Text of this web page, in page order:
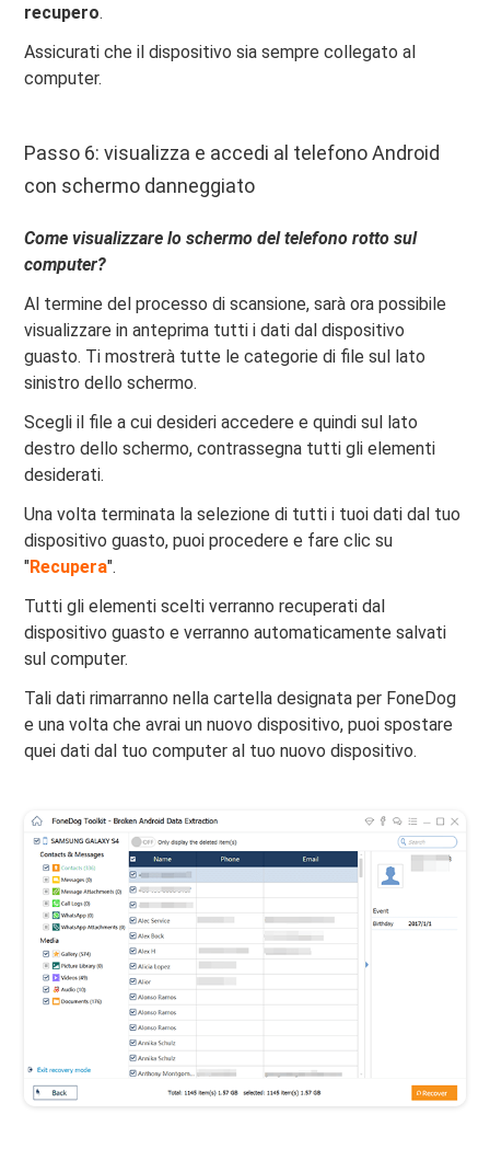
recupero.
Assicurati che il dispositivo sia sempre collegato al
computer.
Passo 6: visualizza e accedi al telefono Android
con schermo danneggiato
Come visualizzare lo schermo del telefono rotto sul
computer?
Al termine del processo di scansione, sarà ora possibile
visualizzare in anteprima tutti i dati dal dispositivo
guasto. Ti mostrerà tutte le categorie di file sul lato
sinistro dello schermo.
Scegli il file a cui desideri accedere e quindi sul lato
destro dello schermo, contrassegna tutti gli elementi
desiderati.
Una volta terminata la selezione di tutti i tuoi dati dal tuo
dispositivo guasto, puoi procedere e fare clic su
"Recupera".
Tutti gli elementi scelti verranno recuperati dal
dispositivo guasto e verranno automaticamente salvati
sul computer.
Tali dati rimarranno nella cartella designata per FoneDog
e una volta che avrai un nuovo dispositivo, puoi spostare
quei dati dal tuo computer al tuo nuovo dispositivo.